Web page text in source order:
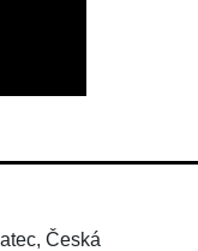
Česká